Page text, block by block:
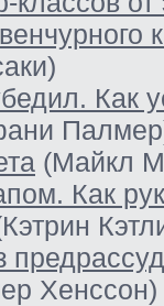
Как
(Майкл
Как
Хенссон)